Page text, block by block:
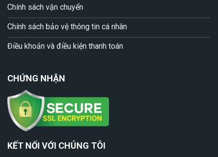
Chính sách vận chuyển
Chính sách bảo vệ thông tin cá nhân
Điều khoản và điều kiện thanh toán
CHỨNG NHẬN
KẾT NỐI VỚI CHÚNG TÔI